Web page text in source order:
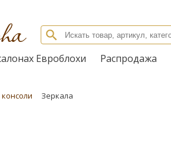
Евроблохи Распродажа
Зеркала